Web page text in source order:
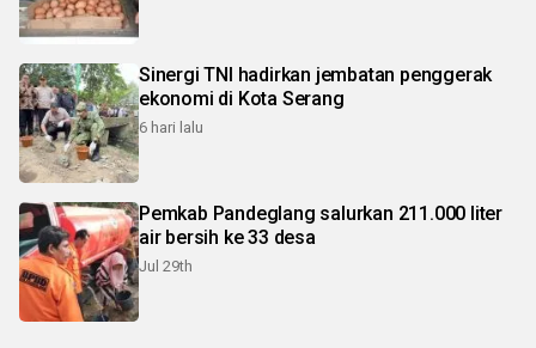
Sinergi TNI hadirkan jembatan penggerak
ekonomi di Kota Serang
6 hari lalu
Pemkab Pandeglang salurkan 211.000 liter
air bersih ke 33 desa
Jul 29th